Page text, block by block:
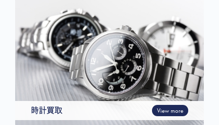
時計買取 View more